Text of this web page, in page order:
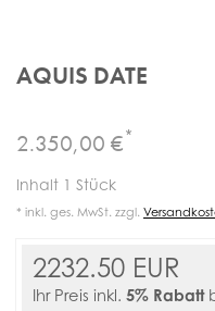
AQUIS DATE
2.350,00 €*
Inhalt 1 Stück
* inkl. ges. MwSt. zzgl.
2232.50 EUR
Ihr Preis inkl. 5% Rabatt